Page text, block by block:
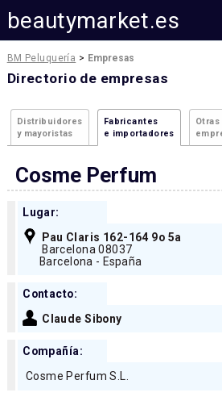
beautymarket.es
BM Peluquería > Empresas
Directorio de empresas
Distribuidores
y mayoristas
Fabricantes
e importadores
Otras
Cosme Perfum
Lugar:
Pau Claris 162-164 9o 5a
Barcelona 08037
Barcelona - España
Contacto:
Claude Sibony
Compañía:
Cosme Perfum S.L.